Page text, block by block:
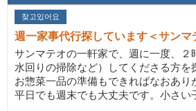
찾고있어요
週一家事代行探しています＜サンマ
サンマテオの一軒家で、週に一度、２
水回りの掃除など）してくださる方を
お惣菜一品の準備もできればなおあり
平日でも週末でも大丈夫です。小さい